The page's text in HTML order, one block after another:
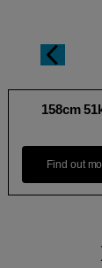
158cm
Find out